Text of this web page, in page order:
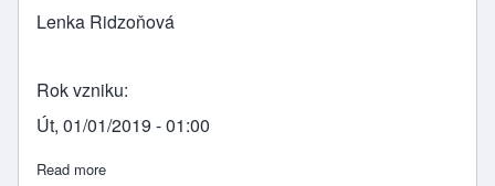
Lenka Ridzoňová
Rok vzniku
Út, 01/01/2019 - 01:00
Read more